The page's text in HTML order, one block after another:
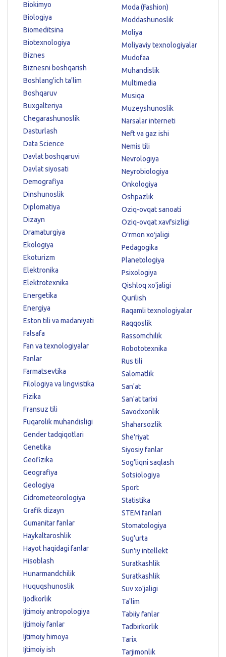
Biokimyo
Biologiya
Biomeditsina
Biotexnologiya
Biznes
Biznesni boshqarish
Boshlang'ich ta'lim
Boshqaruv
Buxgalteriya
Chegarashunoslik
Dasturlash
Data Science
Davlat boshqaruvi
Davlat siyosati
Demografiya
Dinshunoslik
Diplomatiya
Dizayn
Dramaturgiya
Ekologiya
Ekoturizm
Elektronika
Elektrotexnika
Energetika
Energiya
Eston tili va madaniyati
Falsafa
Fan va texnologiyalar
Fanlar
Farmatsevtika
Filologiya va lingvistika
Fizika
Fransuz tili
Fuqarolik muhandisligi
Gender tadqiqotlari
Genetika
Geofizika
Geografiya
Geologiya
Gidrometeorologiya
Grafik dizayn
Gumanitar fanlar
Haykaltaroshlik
Hayot haqidagi fanlar
Hisoblash
Hunarmandchilik
Huquqshunoslik
Ijodkorlik
Ijtimoiy antropologiya
Ijtimoiy fanlar
Ijtimoiy himoya
Ijtimoiy ish
Moda (Fashion)
Moddashunoslik
Moliya
Moliyaviy texnologiyalar
Mudofaa
Muhandislik
Multimedia
Musiqa
Muzeyshunoslik
Narsalar interneti
Neft va gaz ishi
Nemis tili
Nevrologiya
Neyrobiologiya
Onkologiya
Oshpazlik
Oziq-ovqat sanoati
Oziq-ovqat xavfsizligi
Oʻrmon xoʻjaligi
Pedagogika
Planetologiya
Psixologiya
Qishloq xo'jaligi
Qurilish
Raqamli texnologiyalar
Raqqoslik
Rassomchilik
Robototexnika
Rus tili
Salomatlik
San'at
San'at tarixi
Savodxonlik
Shaharsozlik
She'riyat
Siyosiy fanlar
Sog'liqni saqlash
Sotsiologiya
Sport
Statistika
STEM fanlari
Stomatologiya
Sug'urta
Sun'iy intellekt
Suratkashlik
Suratkashlik
Suv xo'jaligi
Ta'lim
Tabiiy fanlar
Tadbirkorlik
Tarix
Tarjimonlik